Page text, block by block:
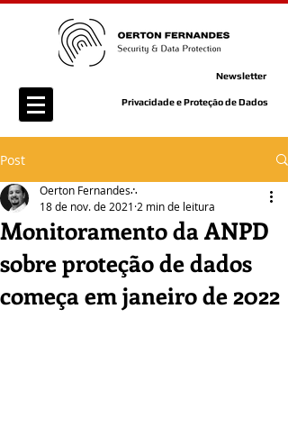
Newsletter
Privacidade e Proteção de Dados
Post
Monitoramento da ANPD
sobre proteção de dados
começa em janeiro de 2022
Oerton Fernandes∴
18 de nov. de 2021 2 min de leitura